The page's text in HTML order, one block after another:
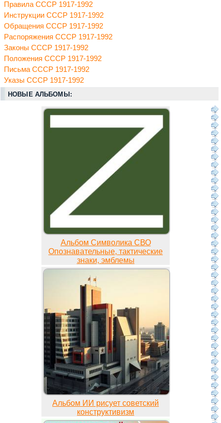
Правила СССР 1917-1992
Инструкции СССР 1917-1992
Обращения СССР 1917-1992
Распоряжения СССР 1917-1992
Законы СССР 1917-1992
Положения СССР 1917-1992
Письма СССР 1917-1992
Указы СССР 1917-1992
НОВЫЕ АЛЬБОМЫ:
Альбом Символика СВО
Опознавательные, тактические
знаки, эмблемы
Альбом ИИ рисует советский
конструктивизм